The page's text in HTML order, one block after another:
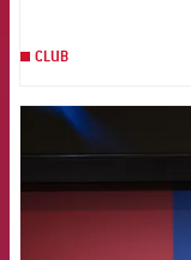
CLUB